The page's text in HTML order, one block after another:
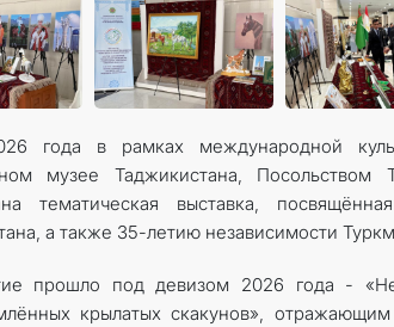
года в рамках международной
музее Таджикистана, Посольством
тематическая выставка,
а также 35-летию независимости
прошло под девизом 2026 года -
крылатых скакунов»,